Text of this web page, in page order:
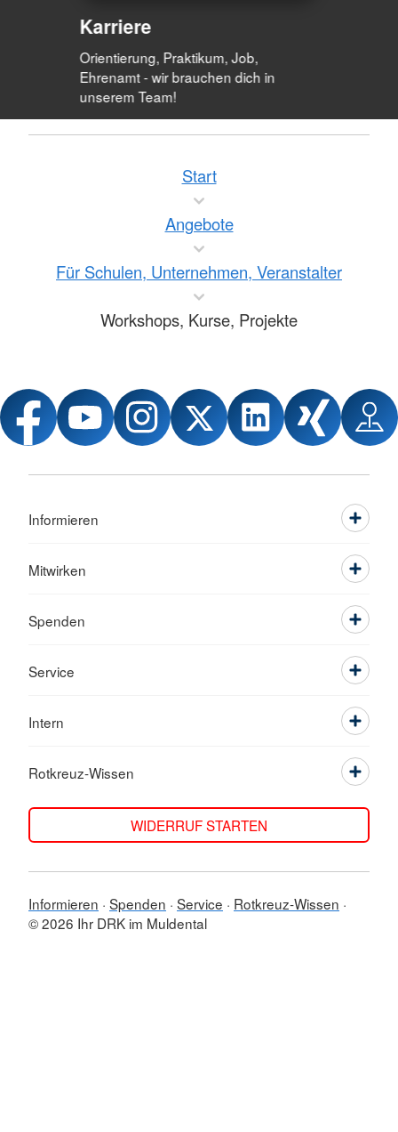
Karriere
Orientierung, Praktikum, Job,
Ehrenamt - wir brauchen dich in
unserem Team!
Start
Angebote
Für Schulen, Unternehmen, Veranstalter
Workshops, Kurse, Projekte
Informieren
Mitwirken
Spenden
Service
Intern
Rotkreuz-Wissen
WIDERRUF STARTEN
Informieren Spenden Service
Rotkreuz-Wissen
© 2026 Ihr DRK im Muldental